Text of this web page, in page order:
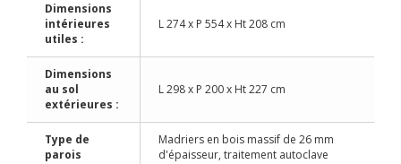
Dimensions
intérieures
utiles :
L 274 x P 554 x Ht 208 cm
Dimensions
au sol
extérieures :
L 298 x P 200 x Ht 227 cm
Type de
parois
Madriers en bois massif de 26 mm
d'épaisseur, traitement autoclave